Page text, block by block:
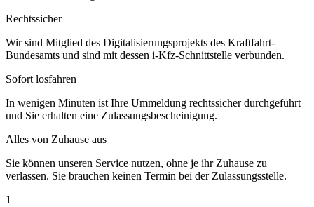
Rechtssicher
Wir sind Mitglied des Digitalisierungsprojekts des Kraftfahrt-
Bundesamts und sind mit dessen i-Kfz-Schnittstelle verbunden.
Sofort losfahren
In wenigen Minuten ist Ihre Ummeldung rechtssicher durchgeführt
und Sie erhalten eine Zulassungsbescheinigung.
Alles von Zuhause aus
Sie können unseren Service nutzen, ohne je ihr Zuhause zu
verlassen. Sie brauchen keinen Termin bei der Zulassungsstelle.
1